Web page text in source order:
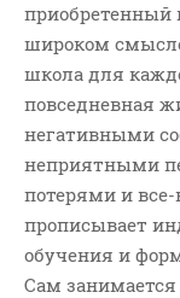
широком
школа для
повседневная
негативными
неприятными
потерями и
прописывает
обучения и
Сам